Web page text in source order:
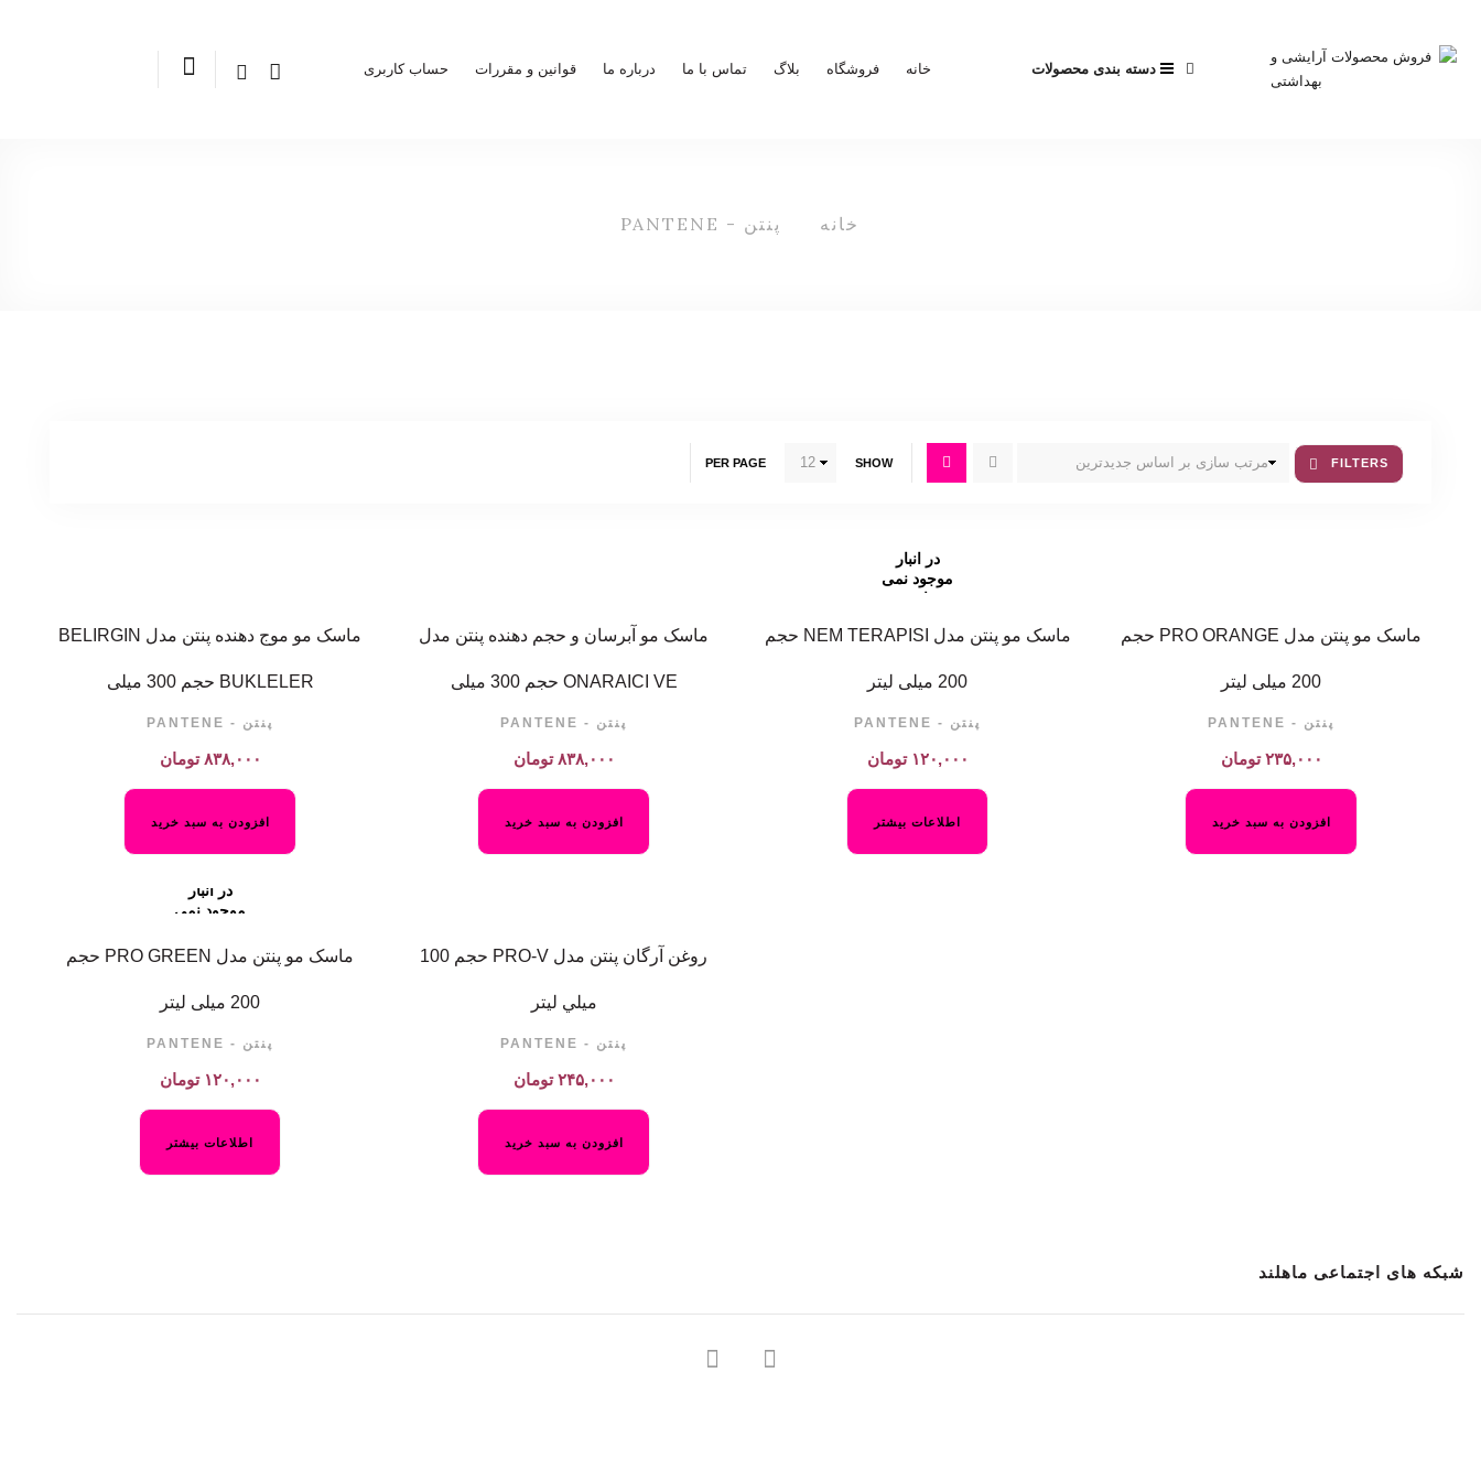
دسته بندی محصولات خانه فروشگاه بلاگ تماس با ما درباره ما قوانین و مقررات حساب کاربری
خانه پنتن - PANTENE
FILTERS
SHOW
PER PAGE
ماسک مو موج دهنده پنتن مدل BELIRGIN
BUKLELER حجم 300 میلی
پنتن - PANTENE
۸۳۸,۰۰۰ تومان
افزودن به سبد خرید
ماسک مو آبرسان و حجم دهنده پنتن مدل
ONARAICI VE حجم 300 میلی
پنتن - PANTENE
۸۳۸,۰۰۰ تومان
افزودن به سبد خرید
در انبار
موجود نمی
باشد
ماسک مو پنتن مدل NEM TERAPISI حجم
200 میلی لیتر
پنتن - PANTENE
۱۲۰,۰۰۰ تومان
اطلاعات بیشتر
ماسک مو پنتن مدل PRO ORANGE حجم
200 میلی لیتر
پنتن - PANTENE
۲۳۵,۰۰۰ تومان
افزودن به سبد خرید
در انبار
موجود نمی
ماسک مو پنتن مدل PRO GREEN حجم
200 میلی لیتر
پنتن - PANTENE
۱۲۰,۰۰۰ تومان
اطلاعات بیشتر
روغن آرگان پنتن مدل PRO-V حجم 100
ميلي ليتر
پنتن - PANTENE
۲۴۵,۰۰۰ تومان
افزودن به سبد خرید
شبکه های اجتماعی ماهلند